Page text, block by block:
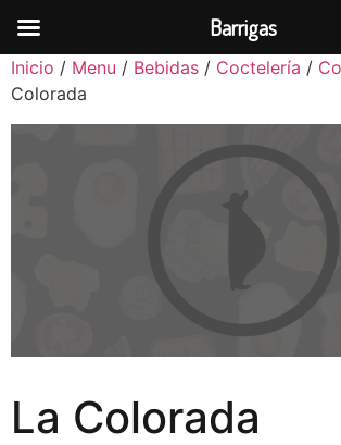
Inicio / Menu / Bebidas / Coctelería /
Colorada
La Colorada
Barrigas